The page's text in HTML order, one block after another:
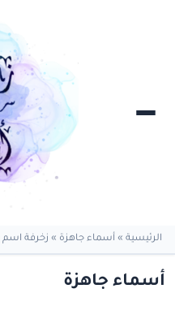
الرئيسية » أسماء جاهزة » زخرفة اسم shafi
أسماء جاهزة